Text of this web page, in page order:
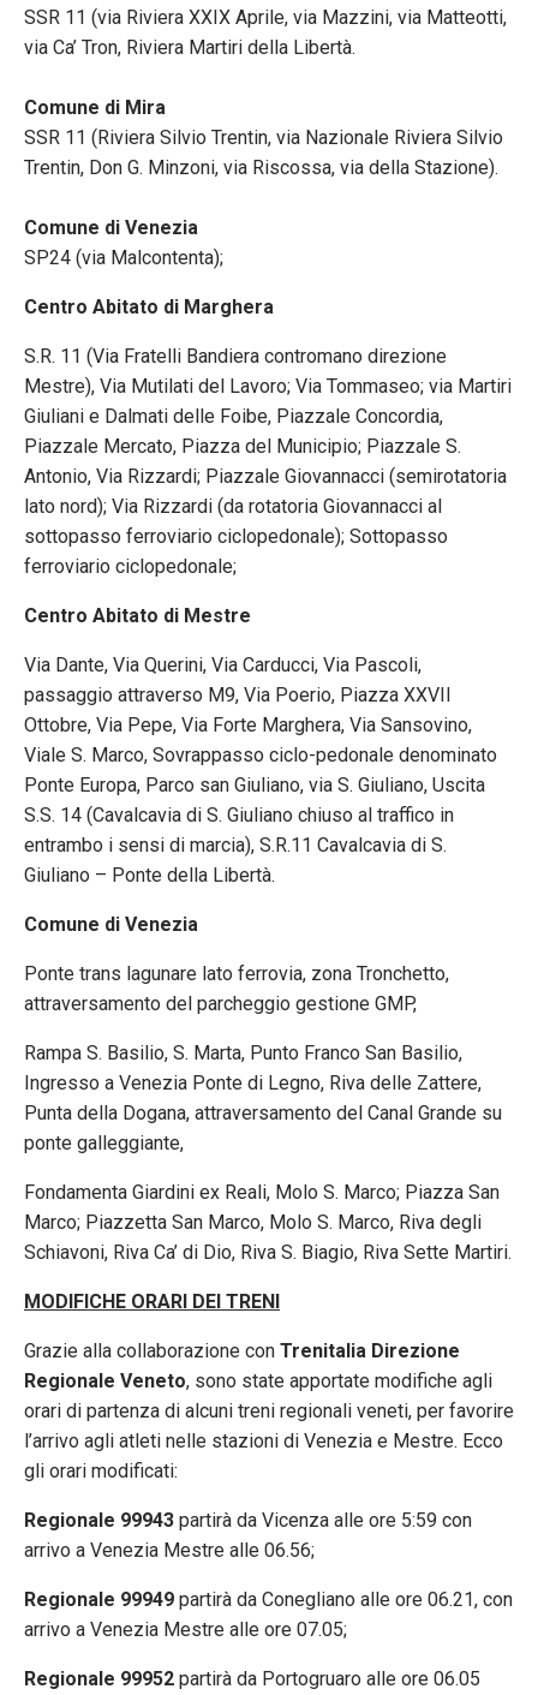
SSR 11 (via Riviera XXIX Aprile, via Mazzini, via Matteotti,
via Ca’ Tron, Riviera Martiri della Libertà.
Comune di Mira
SSR 11 (Riviera Silvio Trentin, via Nazionale Riviera Silvio
Trentin, Don G. Minzoni, via Riscossa, via della Stazione).
Comune di Venezia
SP24 (via Malcontenta);
Centro Abitato di Marghera
S.R. 11 (Via Fratelli Bandiera contromano direzione
Mestre), Via Mutilati del Lavoro; Via Tommaseo; via Martiri
Giuliani e Dalmati delle Foibe, Piazzale Concordia,
Piazzale Mercato, Piazza del Municipio; Piazzale S.
Antonio, Via Rizzardi; Piazzale Giovannacci (semirotatoria
lato nord); Via Rizzardi (da rotatoria Giovannacci al
sottopasso ferroviario ciclopedonale); Sottopasso
ferroviario ciclopedonale;
Centro Abitato di Mestre
Via Dante, Via Querini, Via Carducci, Via Pascoli,
passaggio attraverso M9, Via Poerio, Piazza XXVII
Ottobre, Via Pepe, Via Forte Marghera, Via Sansovino,
Viale S. Marco, Sovrappasso ciclo-pedonale denominato
Ponte Europa, Parco san Giuliano, via S. Giuliano, Uscita
S.S. 14 (Cavalcavia di S. Giuliano chiuso al traffico in
entrambo i sensi di marcia), S.R.11 Cavalcavia di S.
Giuliano – Ponte della Libertà.
Comune di Venezia
Ponte trans lagunare lato ferrovia, zona Tronchetto,
attraversamento del parcheggio gestione GMP,
Rampa S. Basilio, S. Marta, Punto Franco San Basilio,
Ingresso a Venezia Ponte di Legno, Riva delle Zattere,
Punta della Dogana, attraversamento del Canal Grande su
ponte galleggiante,
Fondamenta Giardini ex Reali, Molo S. Marco; Piazza San
Marco; Piazzetta San Marco, Molo S. Marco, Riva degli
Schiavoni, Riva Ca’ di Dio, Riva S. Biagio, Riva Sette Martiri.
MODIFICHE ORARI DEI TRENI
Grazie alla collaborazione con Trenitalia Direzione
Regionale Veneto, sono state apportate modifiche agli
orari di partenza di alcuni treni regionali veneti, per favorire
l’arrivo agli atleti nelle stazioni di Venezia e Mestre. Ecco
gli orari modificati:
Regionale 99943 partirà da Vicenza alle ore 5:59 con
arrivo a Venezia Mestre alle 06.56;
Regionale 99949 partirà da Conegliano alle ore 06.21, con
arrivo a Venezia Mestre alle ore 07.05;
Regionale 99952 partirà da Portogruaro alle ore 06.05